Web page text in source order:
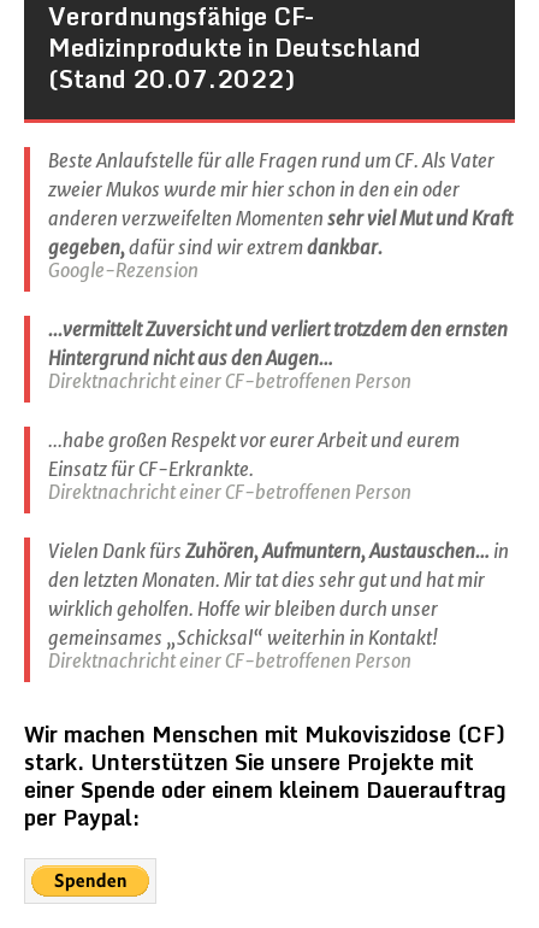
Verordnungsfähige CF-
Medizinprodukte in Deutschland
(Stand 20.07.2022)
Beste Anlaufstelle für alle Fragen rund um CF. Als Vater
zweier Mukos wurde mir hier schon in den ein oder
anderen verzweifelten Momenten sehr viel Mut und Kraft
gegeben,dafür sind wir extremdankbar.
Google-Rezension
...vermittelt Zuversicht und verliert trotzdem den ernsten
Hintergrund nicht aus den Augen…
Direktnachricht einer CF-betroffenen Person
...habe großen Respekt vor eurer Arbeit und eurem
Einsatz für CF-Erkrankte.
Direktnachricht einer CF-betroffenen Person
Vielen Dank fürs Zuhören, Aufmuntern, Austauschen… in
den letzten Monaten. Mir tat dies sehr gut und hat mir
wirklich geholfen. Hoffe wir bleiben durch unser
gemeinsames „Schicksal“ weiterhin in Kontakt!
Direktnachricht einer CF-betroffenen Person
Wir machen Menschen mit Mukoviszidose (CF)
stark. Unterstützen Sie unsere Projekte mit
einer Spende oder einem kleinem Dauerauftrag
per Paypal: